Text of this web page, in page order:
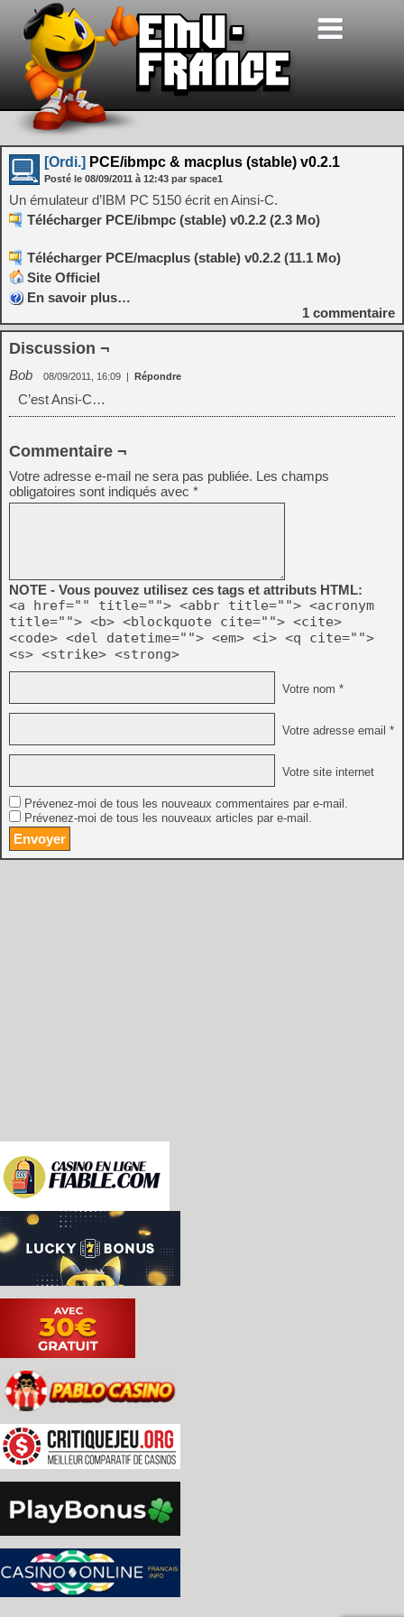
[Ordi.] PCE/ibmpc & macplus (stable) v0.2.1
Posté le 08/09/2011 à 12:43 par space1
Un émulateur d’IBM PC 5150 écrit en Ainsi-C.
Télécharger PCE/ibmpc (stable) v0.2.2 (2.3 Mo)
Télécharger PCE/macplus (stable) v0.2.2 (11.1 Mo)
Site Officiel
En savoir plus…
1 commentaire
Discussion ¬
Bob 08/09/2011, 16:09 | Répondre
C’est Ansi-C…
Commentaire ¬
Votre adresse e-mail ne sera pas publiée. Les champs
obligatoires sont indiqués avec *
NOTE - Vous pouvez utilisez ces tags et attributs HTML:
<a href="" title=""> <abbr title=""> <acronym
title=""> <b> <blockquote cite=""> <cite>
<code> <del datetime=""> <em> <i> <q cite="">
<s> <strike> <strong>
Votre nom *
Votre adresse email *
Votre site internet
Prévenez-moi de tous les nouveaux commentaires par e-mail.
Prévenez-moi de tous les nouveaux articles par e-mail.